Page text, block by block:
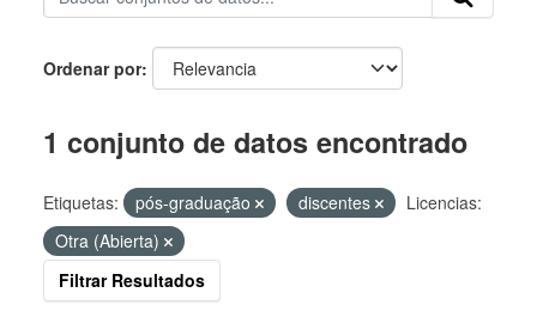
Ordenar por
1 conjunto de datos encontrado
Etiquetas: pós-graduação discentes
Licencias:
Otra (Abierta)
Filtrar Resultados